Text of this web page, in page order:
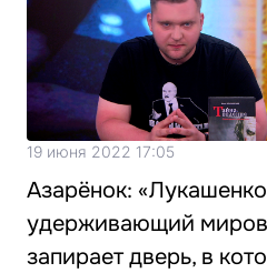
19 июня 2022 17:05
Азарёнок:
удерживающий
запирает дверь, в